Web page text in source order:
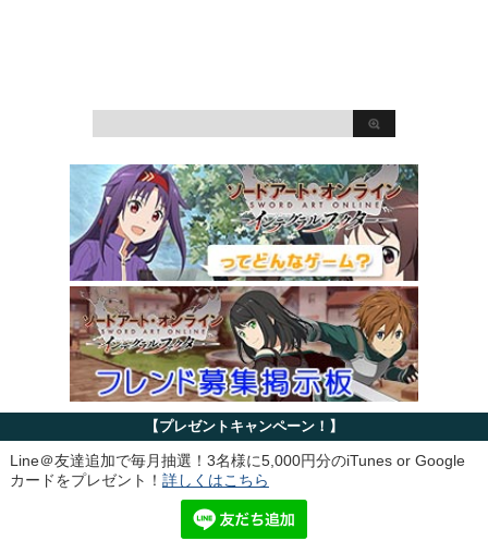
【プレゼントキャンペーン！】
Line＠友達追加で毎月抽選！3名様に5,000円分のiTunes or Google
カードをプレゼント！ 詳しくはこちら